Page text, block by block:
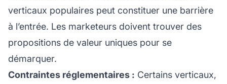
verticaux populaires peut constituer une barrière
à l’entrée. Les marketeurs doivent trouver des
propositions de valeur uniques pour se
démarquer.
Contraintes réglementaires : Certains verticaux,